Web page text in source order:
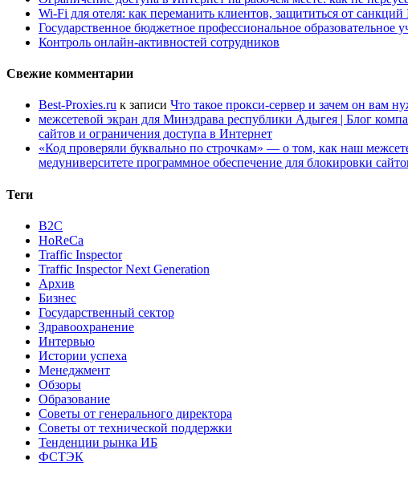
Wi-Fi для отеля: как переманить клиентов, защититься от
Государственное бюджетное профессиональное
Контроль онлайн-активностей сотрудников
Свежие комментарии
Best-Proxies.ru к записи Что такое прокси-сервер и зачем он вам
межсетевой экран для Минздрава республики Адыгея | Блог
сайтов и ограничения доступа в Интернет
«Код проверяли буквально по строчкам» — о том, как наш
медуниверситете программное обеспечение для блокировки
Теги
B2C
HoReCa
Traffic Inspector
Traffic Inspector Next Generation
Архив
Бизнес
Государственный сектор
Здравоохранение
Интервью
Истории успеха
Менеджмент
Обзоры
Образование
Советы от генерального директора
Советы от технической поддержки
Тенденции рынка ИБ
ФСТЭК